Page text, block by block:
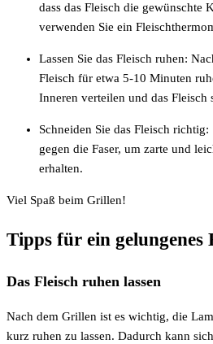
dass das Fleisch die gewünschte
verwenden Sie ein
Lassen Sie das Fleisch ruhen:
Fleisch für etwa 5-10 Minuten
Inneren verteilen und das Fleisch
Schneiden Sie das Fleisch
gegen die Faser, um zarte und
erhalten.
Viel Spaß beim Grillen!
Tipps für ein gelungenes
Das Fleisch ruhen lassen
Nach dem Grillen ist es wichtig, die
kurz ruhen zu lassen. Dadurch kann